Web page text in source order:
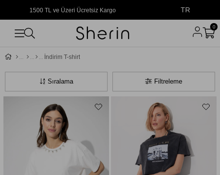
1500 TL ve Üzeri Ücretsiz Kargo TR
0
İndirim T-shirt
Filtreleme
Sıralama